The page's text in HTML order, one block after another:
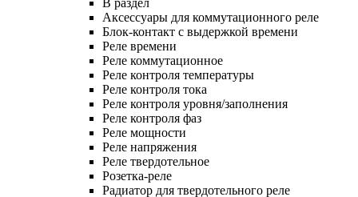
Аксессуары для коммутационного реле
Блок-контакт с выдержкой времени
Реле времени
Реле коммутационное
Реле контроля температуры
Реле контроля тока
Реле контроля уровня/заполнения
Реле контроля фаз
Реле мощности
Реле напряжения
Реле твердотельное
Розетка-реле
Радиатор для твердотельного реле